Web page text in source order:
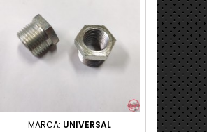
MARCA: UNIVERSAL